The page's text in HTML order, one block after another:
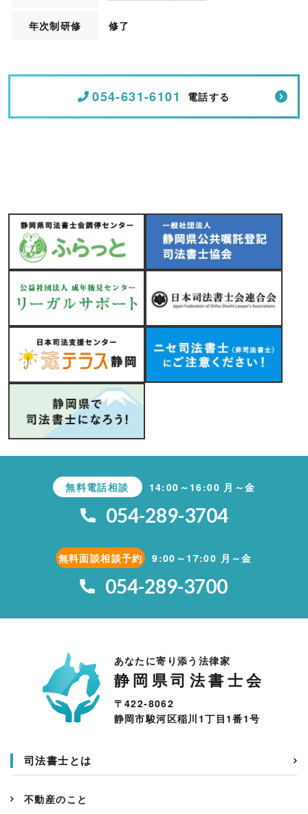
年次制研修 修了
054-631-6101 電話する
無料電話相談 14:00～16:00 月～金
054-289-3704
無料面談相談予約 9:00～17:00 月～金
054-289-3700
あなたに寄り添う法律家
静岡県司法書士会
〒422-8062
静岡市駿河区稲川1丁目1番1号
司法書士とは
不動産のこと